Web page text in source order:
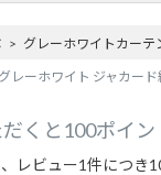
グレーホワイトカーテ
レーホワイト ジャカー
くと100ポイ
レビュー1件につき